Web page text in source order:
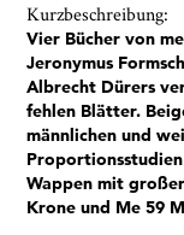
Kurzbeschreibung:
Vier Bücher von
Jeronymus
Albrecht Dürers
fehlen Blätter.
männlichen und
Wappen mit
Krone und Me 59
Ja, ich bin